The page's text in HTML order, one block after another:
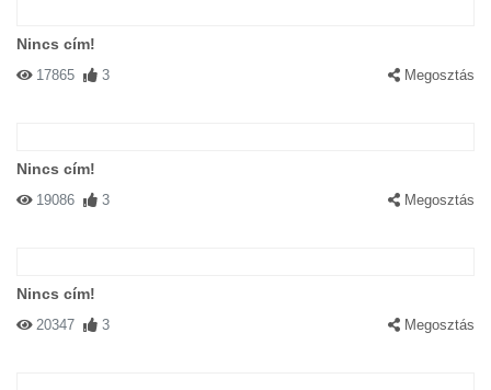
Nincs cím!
17865 3 Megosztás
Nincs cím!
19086 3 Megosztás
Nincs cím!
20347 3 Megosztás